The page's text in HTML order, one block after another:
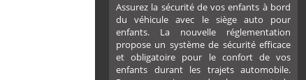
Assurez la sécurité de vos enfants à bord
du véhicule avec le siège auto pour
enfants. La nouvelle réglementation
propose un système de sécurité efficace
et obligatoire pour le confort de vos
enfants durant les trajets automobile.